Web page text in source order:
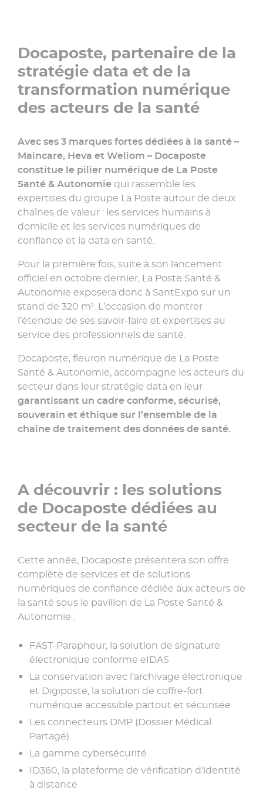
Docaposte, partenaire de la
stratégie data et de la
transformation numérique
des acteurs de la santé
Avec ses 3 marques fortes dédiées à la santé –
Maincare, Heva et Weliom – Docaposte
constitue le pilier numérique de La Poste
Santé & Autonomie qui rassemble les
expertises du groupe La Poste autour de deux
chaînes de valeur : les services humains à
domicile et les services numériques de
confiance et la data en santé.
Pour la première fois, suite à son lancement
officiel en octobre dernier, La Poste Santé &
Autonomie exposera donc à SantExpo sur un
stand de 320 m². L’occasion de montrer
l’étendue de ses savoir-faire et expertises au
service des professionnels de santé.
Docaposte, fleuron numérique de La Poste
Santé & Autonomie, accompagne les acteurs du
secteur dans leur stratégie data en leur
garantissant un cadre conforme, sécurisé,
souverain et éthique sur l’ensemble de la
chaîne de traitement des données de santé.
A découvrir : les solutions
de Docaposte dédiées au
secteur de la santé
Cette année, Docaposte présentera son offre
complète de services et de solutions
numériques de confiance dédiée aux acteurs de
la santé sous le pavillon de La Poste Santé &
Autonomie :
FAST-Parapheur, la solution de signature
électronique conforme eIDAS
La conservation avec l’archivage électronique
et Digiposte, la solution de coffre-fort
numérique accessible partout et sécurisée
Les connecteurs DMP (Dossier Médical
Partagé)
La gamme cybersécurité
ID360, la plateforme de vérification d'identité
à distance